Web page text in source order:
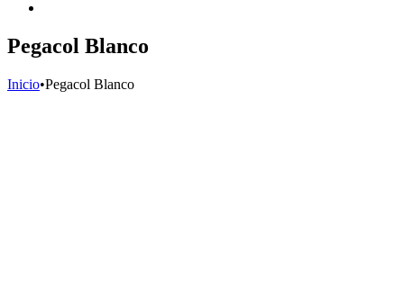
Pegacol Blanco
Inicio•Pegacol Blanco